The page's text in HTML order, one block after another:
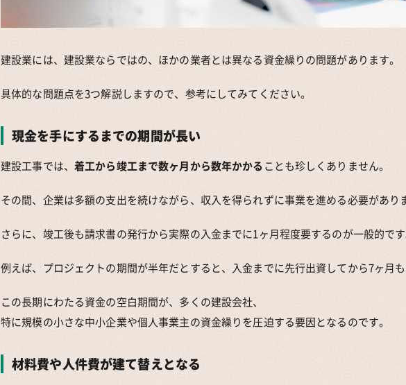
建設業には、建設業ならではの、ほかの業者とは異なる資金繰りの問題があります。
具体的な問題点を3つ解説しますので、参考にしてみてください。
現金を手にするまでの期間が長い
建設工事では、 着工から竣工まで数ヶ月から数年かかる ことも珍しくありません。
その間、企業は多額の支出を続けながら、収入を得られずに事業を進める必要があり
さらに、竣工後も請求書の発行から実際の入金までに1ヶ月程度要するのが一般的で
例えば、プロジェクトの期間が半年だとすると、入金までに先行出資してから7ヶ月
この長期にわたる資金の空白期間が、多くの建設会社、
特に規模の小さな中小企業や個人事業主の資金繰りを圧迫する要因となるのです。
材料費や人件費が建て替えとなる